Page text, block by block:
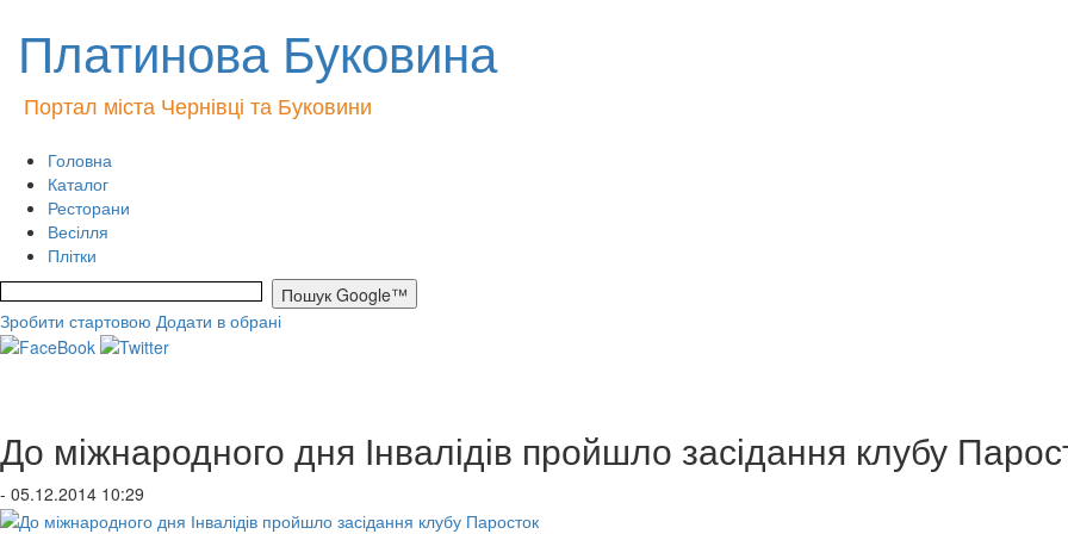
Платинова Буковина
Портал міста Чернівці та Буковини
Головна
Каталог
Ресторани
Весілля
Плітки
Зробити стартовою Додати в обрані
До міжнародного дня Інвалідів пройшло засідання клубу
- 05.12.2014 10:29